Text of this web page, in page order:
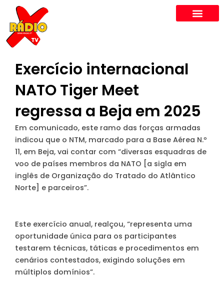
content
Exercício internacional
NATO Tiger Meet
regressa a Beja em 2025
Em comunicado, este ramo das forças armadas
indicou que o NTM, marcado para a Base Aérea N.º
11, em Beja, vai contar com “diversas esquadras de
voo de países membros da NATO [a sigla em
inglês de Organização do Tratado do Atlântico
Norte] e parceiros”.
Este exercício anual, realçou, “representa uma
oportunidade única para os participantes
testarem técnicas, táticas e procedimentos em
cenários contestados, exigindo soluções em
múltiplos domínios”.